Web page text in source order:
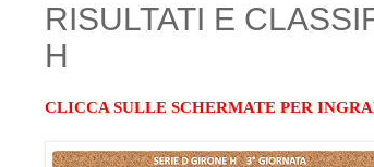
RISULTATI E
H
CLICCA SULLE SCHERMATE PER